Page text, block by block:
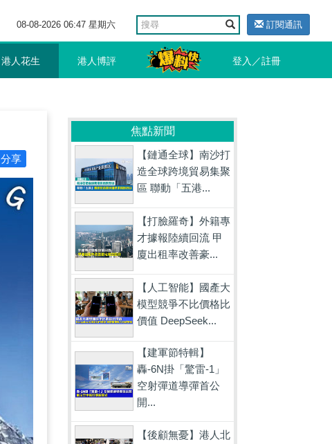
08-08-2026 06:47 星期六 訂閱通訊
港人花生 港人博評 登入／註冊
分享
焦點新聞
【鏈通全球】南沙打
造全球跨境貿易集聚
區 聯動「五港...
【打臉羅奇】外籍專
才據報陸續回流 甲
廈出租率改善豪...
【人工智能】國產大
模型競爭不比價格比
價值 DeepSeek...
【建軍節特輯】
轟-6N掛「驚雷-1」
空射彈道導彈首公
開...
【後顧無憂】港人北